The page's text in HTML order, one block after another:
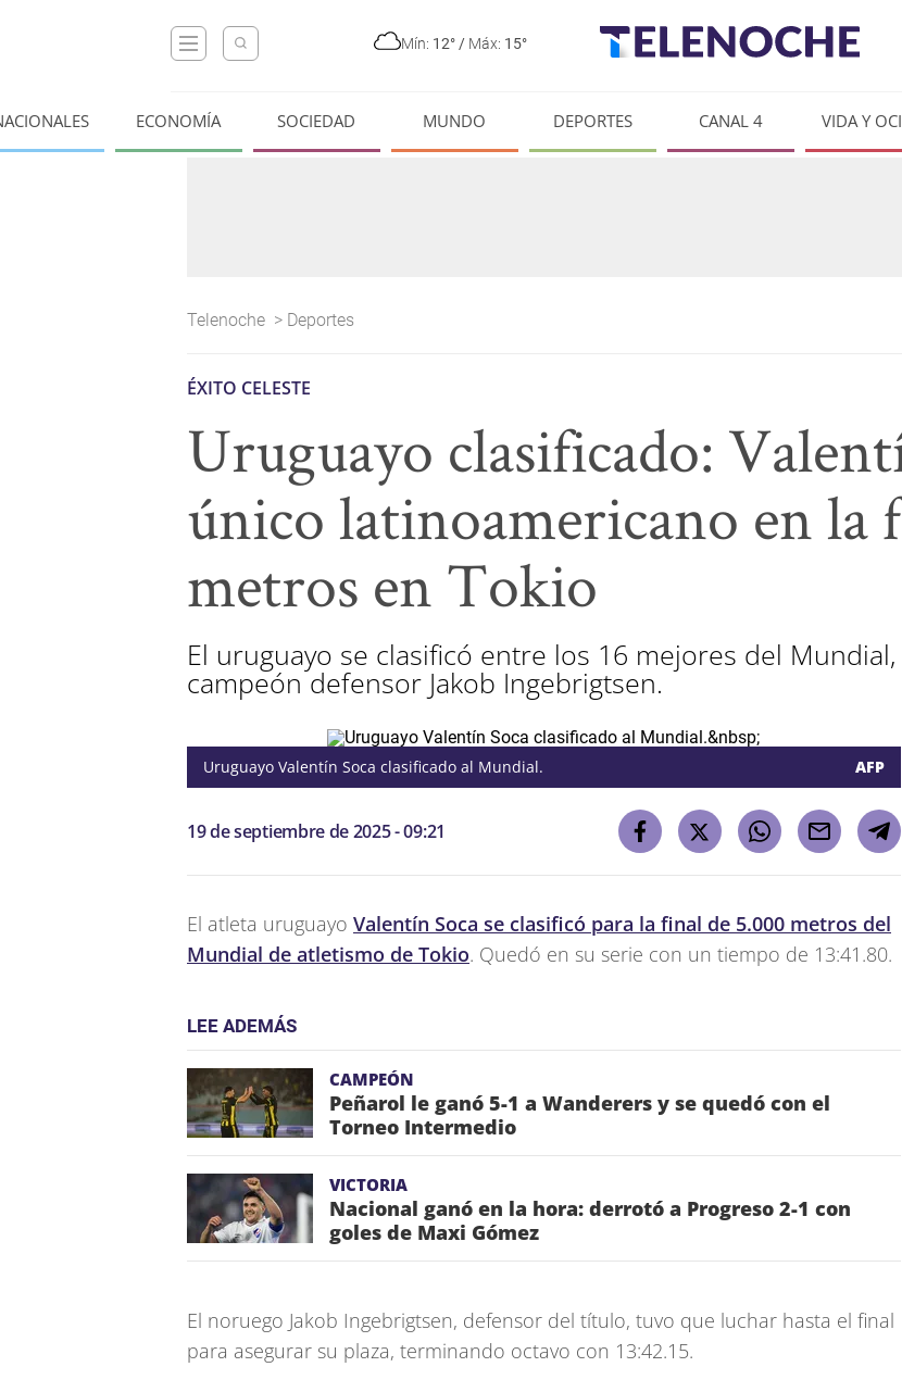
Mín: 12° / Máx: 15°
ECONOMÍA SOCIEDAD MUNDO DEPORTES CANAL 4 VIDA Y
Telenoche > Deportes
ÉXITO CELESTE
Uruguayo clasificado:
único latinoamericano en la
metros en Tokio
El uruguayo se clasificó entre los 16 mejores del
campeón defensor Jakob Ingebrigtsen.
Uruguayo Valentín Soca clasificado al Mundial. AFP
19 de septiembre de 2025 - 09:21
El atleta uruguayo Valentín Soca se clasificó para la final de 5.000 metros del
Mundial de atletismo de Tokio. Quedó en su serie con un tiempo de 13:41.80.
LEE ADEMÁS
CAMPEÓN
Peñarol le ganó 5-1 a Wanderers y se quedó con el
Torneo Intermedio
VICTORIA
Nacional ganó en la hora: derrotó a Progreso 2-1 con
goles de Maxi Gómez
El noruego Jakob Ingebrigtsen, defensor del título, tuvo que luchar hasta el final
para asegurar su plaza, terminando octavo con 13:42.15.